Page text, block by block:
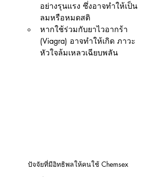
อย่างรุนแรง ซึ่งอาจทำให้เป็น
ลมหรือหมดสติ
หากใช้ร่วมกับยาไวอากร้า
(Viagra) อาจทำให้เกิด ภาวะ
หัวใจล้มเหลวเฉียบพลัน
ปัจจัยที่มีอิทธิพลให้คนใช้ Chemsex